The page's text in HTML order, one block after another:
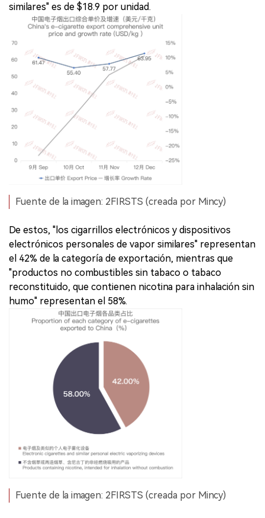
similares" es de $18.9 por unidad.
Fuente de la imagen: 2FIRSTS (creada por Mincy)
De estos, "los cigarrillos electrónicos y dispositivos
electrónicos personales de vapor similares" representan
el 42% de la categoría de exportación, mientras que
"productos no combustibles sin tabaco o tabaco
reconstituido, que contienen nicotina para inhalación sin
humo" representan el 58%.
Fuente de la imagen: 2FIRSTS (creada por Mincy)